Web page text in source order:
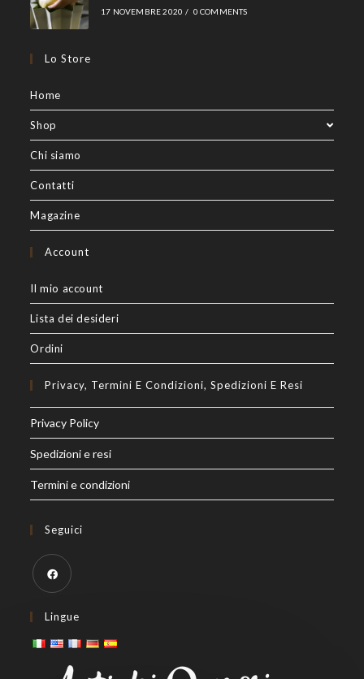
17 NOVEMBRE 2020 / 0 COMMENTS
Lo Store
Home
Shop
Chi siamo
Contatti
Magazine
Account
Il mio account
Lista dei desideri
Ordini
Privacy, Termini E Condizioni, Spedizioni E Resi
Privacy Policy
Spedizioni e resi
Termini e condizioni
Seguici
in
a
Lingue